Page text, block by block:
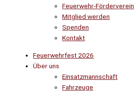
Feuerwehr-Förderverein
Mitglied werden
Spenden
Kontakt
Feuerwehrfest 2026
Über uns
Einsatzmannschaft
Fahrzeuge